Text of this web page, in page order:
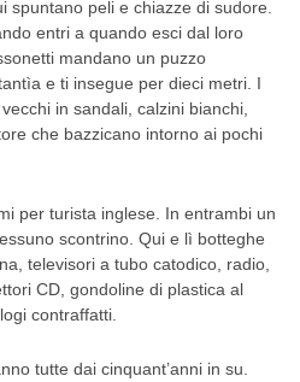
spuntano peli e chiazze di sudore.
entri a quando esci dal loro
mandano un puzzo
e ti insegue per dieci metri. I
in sandali, calzini bianchi,
che bazzicano intorno ai pochi
per turista inglese. In entrambi un
scontrino. Qui e lì botteghe
televisori a tubo catodico, radio,
CD, gondoline di plastica al
contraffatti.
tutte dai cinquant’anni in su.